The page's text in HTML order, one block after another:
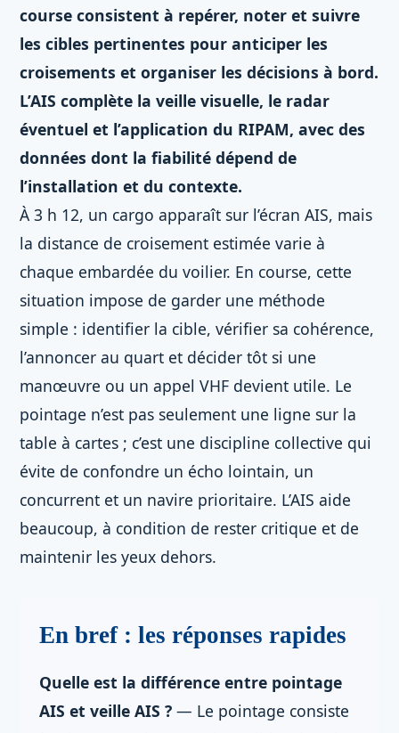
course consistent à repérer, noter et suivre
les cibles pertinentes pour anticiper les
croisements et organiser les décisions à bord.
L’AIS complète la veille visuelle, le radar
éventuel et l’application du RIPAM, avec des
données dont la fiabilité dépend de
l’installation et du contexte.
À 3 h 12, un cargo apparaît sur l’écran AIS, mais
la distance de croisement estimée varie à
chaque embardée du voilier. En course, cette
situation impose de garder une méthode
simple : identifier la cible, vérifier sa cohérence,
l’annoncer au quart et décider tôt si une
manœuvre ou un appel VHF devient utile. Le
pointage n’est pas seulement une ligne sur la
table à cartes ; c’est une discipline collective qui
évite de confondre un écho lointain, un
concurrent et un navire prioritaire. L’AIS aide
beaucoup, à condition de rester critique et de
maintenir les yeux dehors.
En bref : les réponses rapides
Quelle est la différence entre pointage
AIS et veille AIS ? — Le pointage consiste